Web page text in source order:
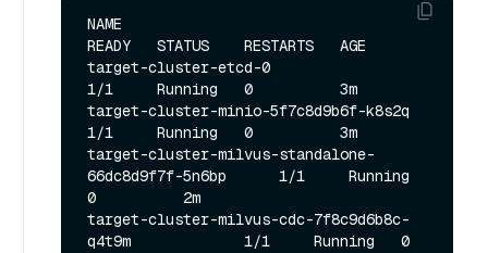
NAME
READY   STATUS    RESTARTS   AGE
target-cluster-etcd-0
1/1     Running   0          3m
target-cluster-minio-5f7c8d9b6f-k8s2q
1/1     Running   0          3m
target-cluster-milvus-standalone-
66dc8d9f7f-5n6bp      1/1     Running
0          2m
target-cluster-milvus-cdc-7f8c9d6b8c-
q4t9m             1/1     Running   0